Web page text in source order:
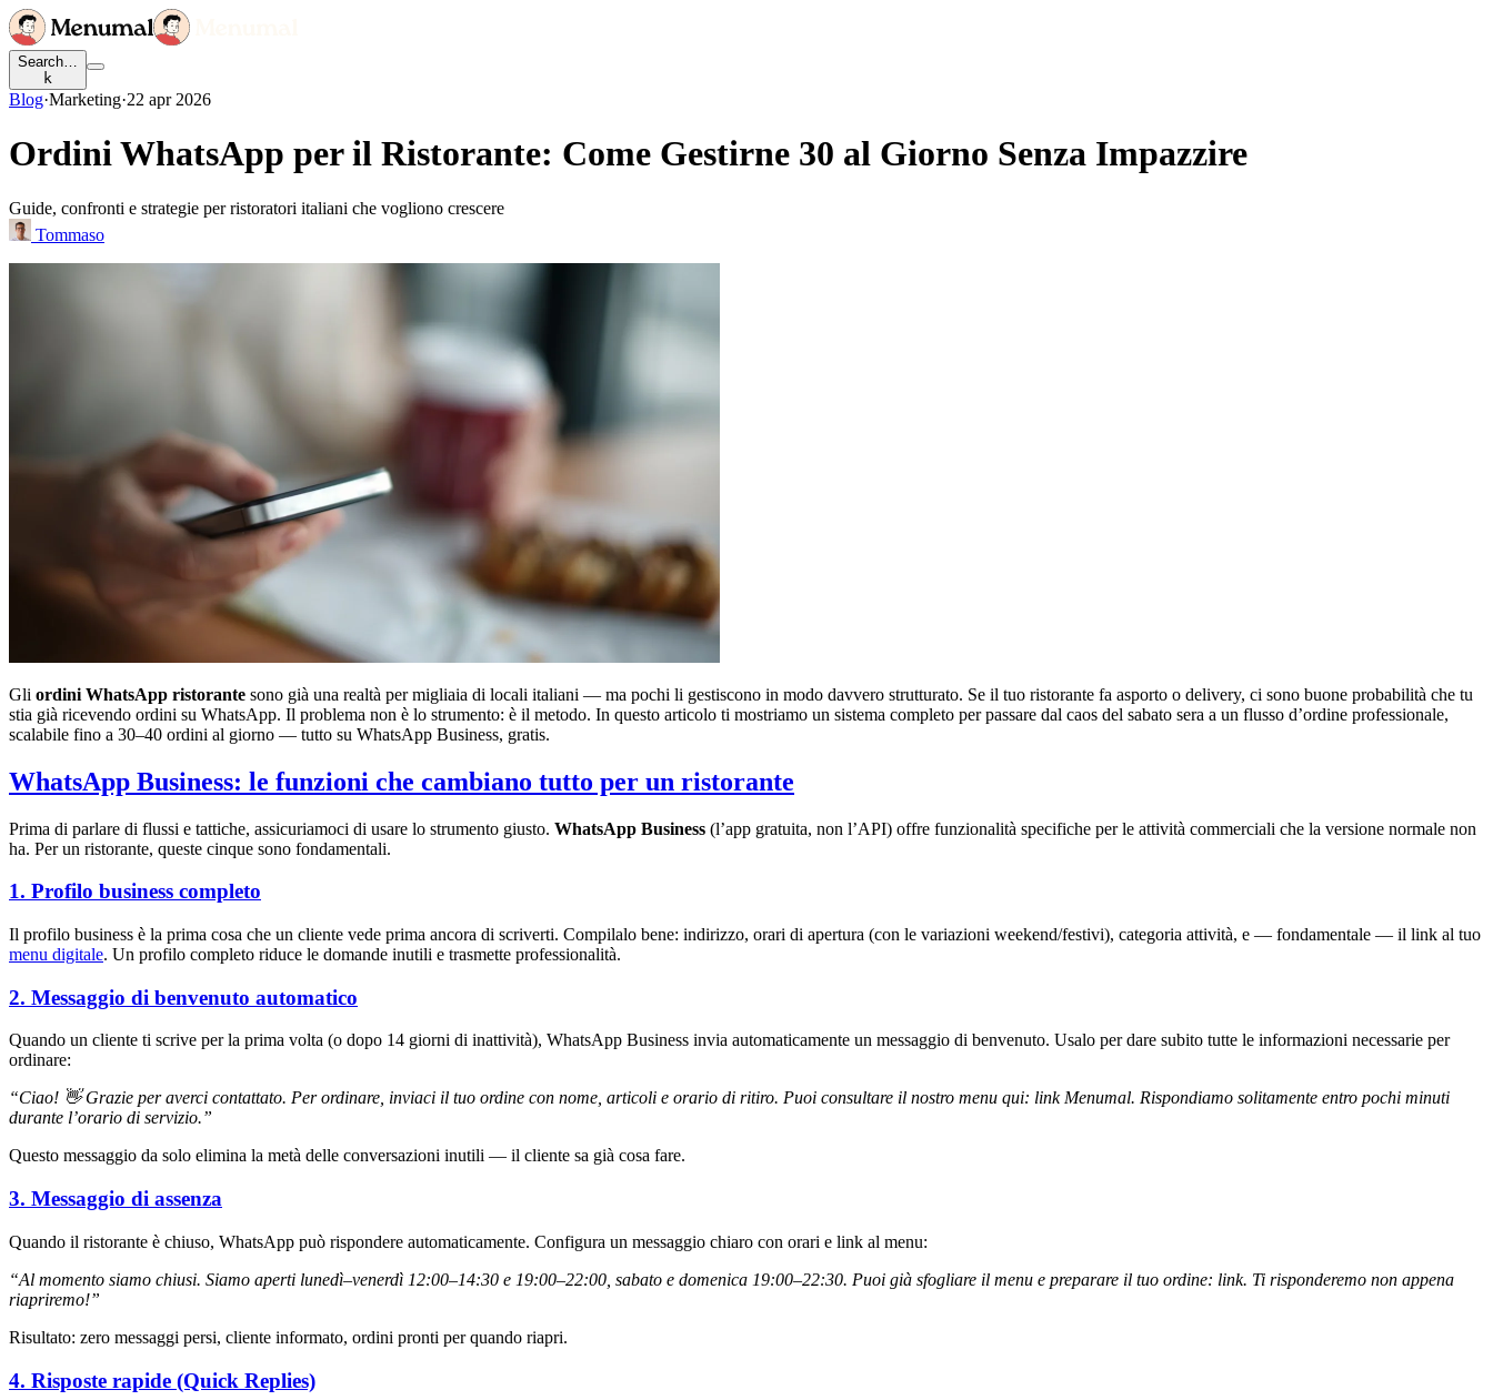
Search…
k
Blog·Marketing·22 apr 2026
Ordini WhatsApp per il Ristorante: Come Gestirne 30 al Giorno Senza Impazzire
Guide, confronti e strategie per ristoratori italiani che vogliono crescere
Tommaso
Gli ordini WhatsApp ristorante sono già una realtà per migliaia di locali italiani — ma pochi li gestiscono in modo davvero strutturato. Se il tuo ristorante fa asporto o delivery, ci sono buone probabilità che tu
stia già ricevendo ordini su WhatsApp. Il problema non è lo strumento: è il metodo. In questo articolo ti mostriamo un sistema completo per passare dal caos del sabato sera a un flusso d’ordine professionale,
scalabile fino a 30–40 ordini al giorno — tutto su WhatsApp Business, gratis.
WhatsApp Business: le funzioni che cambiano tutto per un ristorante
Prima di parlare di flussi e tattiche, assicuriamoci di usare lo strumento giusto. WhatsApp Business (l’app gratuita, non l’API) offre funzionalità specifiche per le attività commerciali che la versione normale non
ha. Per un ristorante, queste cinque sono fondamentali.
1. Profilo business completo
Il profilo business è la prima cosa che un cliente vede prima ancora di scriverti. Compilalo bene: indirizzo, orari di apertura (con le variazioni weekend/festivi), categoria attività, e — fondamentale — il link al tuo
menu digitale. Un profilo completo riduce le domande inutili e trasmette professionalità.
2. Messaggio di benvenuto automatico
Quando un cliente ti scrive per la prima volta (o dopo 14 giorni di inattività), WhatsApp Business invia automaticamente un messaggio di benvenuto. Usalo per dare subito tutte le informazioni necessarie per
ordinare:
“Ciao! 👋 Grazie per averci contattato. Per ordinare, inviaci il tuo ordine con nome, articoli e orario di ritiro. Puoi consultare il nostro menu qui: link Menumal. Rispondiamo solitamente entro pochi minuti
durante l’orario di servizio.”
Questo messaggio da solo elimina la metà delle conversazioni inutili — il cliente sa già cosa fare.
3. Messaggio di assenza
Quando il ristorante è chiuso, WhatsApp può rispondere automaticamente. Configura un messaggio chiaro con orari e link al menu:
“Al momento siamo chiusi. Siamo aperti lunedì–venerdì 12:00–14:30 e 19:00–22:00, sabato e domenica 19:00–22:30. Puoi già sfogliare il menu e preparare il tuo ordine: link. Ti risponderemo non appena
riapriremo!”
Risultato: zero messaggi persi, cliente informato, ordini pronti per quando riapri.
4. Risposte rapide (Quick Replies)